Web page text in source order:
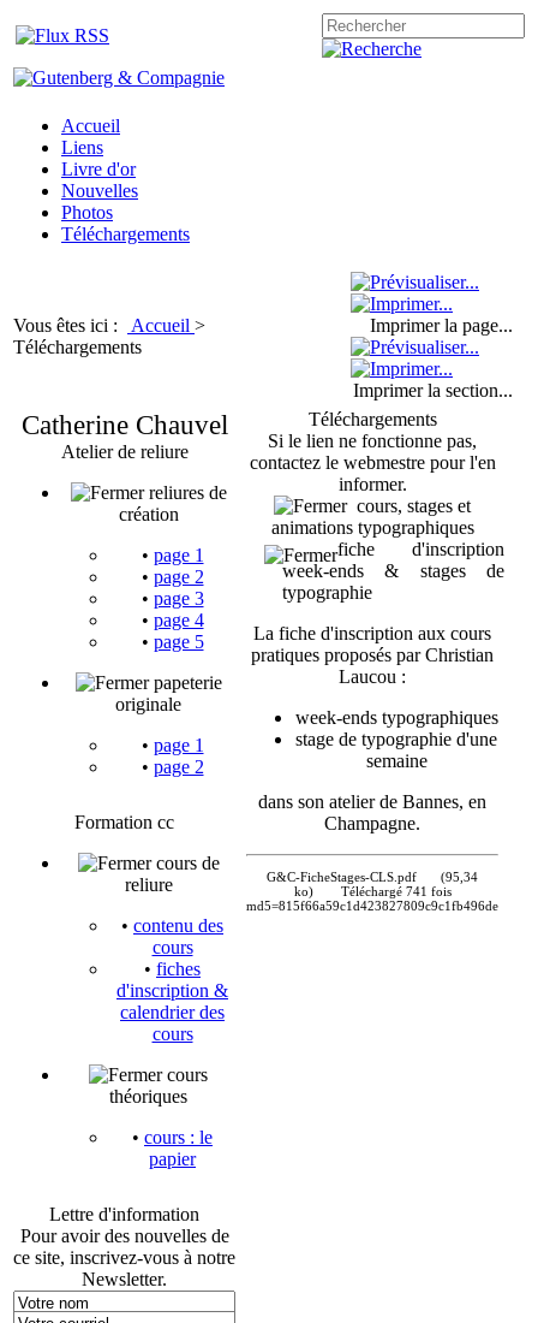
Accueil
Liens
Livre d'or
Nouvelles
Photos
Téléchargements
Vous êtes ici : Accueil >
Téléchargements
Imprimer la page...
Imprimer la section...
Catherine Chauvel
Atelier de reliure
reliures de
création
• page 1
• page 2
• page 3
• page 4
• page 5
papeterie
originale
• page 1
• page 2
Formation cc
cours de
reliure
• contenu des
cours
• fiches
d'inscription &
calendrier des
cours
cours
théoriques
• cours : le
papier
Lettre d'information
Pour avoir des nouvelles de
ce site, inscrivez-vous à notre
Newsletter.
Téléchargements
Si le lien ne fonctionne pas,
contactez le webmestre pour l'en
informer.
cours, stages et
animations typographiques
fiche d'inscription
week-ends & stages de
typographie
La fiche d'inscription aux cours
pratiques proposés par Christian
Laucou :
week-ends typographiques
stage de typographie d'une
semaine
dans son atelier de Bannes, en
Champagne.
G&C-FicheStages-CLS.pdf
(95,34
ko)
Téléchargé 741 fois
md5=815f66a59c1d423827809c9c1fb496de